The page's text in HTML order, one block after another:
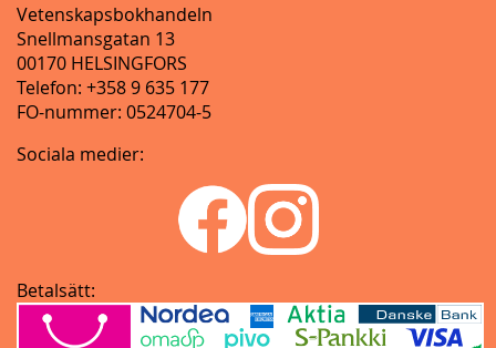
Vetenskapsbokhandeln
Snellmansgatan 13
00170 HELSINGFORS
Telefon: +358 9 635 177
FO-nummer: 0524704-5
Sociala medier:
Betalsätt: